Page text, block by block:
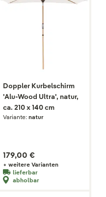
Doppler Kurbelschirm
'Alu-Wood Ultra', natur,
ca. 210 x 140 cm
Variante: natur
179,00 €
+ weitere Varianten
lieferbar
abholbar